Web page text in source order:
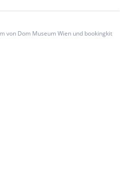
von Dom Museum Wien und bookingkit